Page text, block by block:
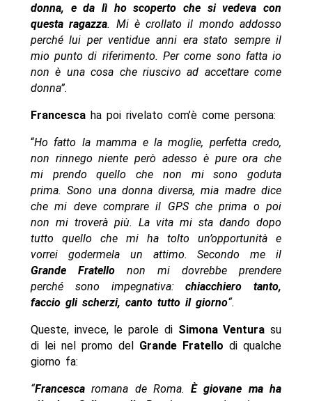
donna, e da lì ho scoperto che si vedeva con
questa ragazza. Mi è crollato il mondo addosso
perché lui per ventidue anni era stato sempre il
mio punto di riferimento. Per come sono fatta io
non è una cosa che riuscivo ad accettare come
donna”.
Francescaha poi rivelato com’è come persona:
“Ho fatto la mamma e la moglie, perfetta credo,
non rinnego niente però adesso è pure ora che
mi prendo quello che non mi sono goduta
prima. Sono una donna diversa, mia madre dice
che mi deve comprare il GPS che prima o poi
non mi troverà più. La vita mi sta dando dopo
tutto quello che mi ha tolto un’opportunità e
vorrei godermela un attimo. Secondo me il
Grande Fratellonon mi dovrebbe prendere
perché sono impegnativa:chiacchiero tanto,
faccio gli scherzi, canto tutto il giorno“.
Queste, invece, le parole di Simona Ventura su
di lei nel promo del Grande Fratello di qualche
giorno fa:
“Francescaromana de Roma.È giovane ma ha